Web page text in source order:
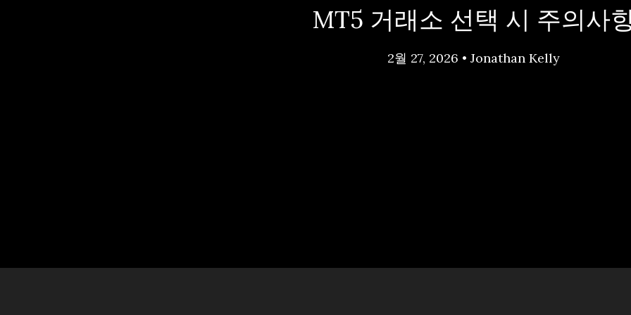
MT5 거래소 선택 시 주의사
2월 27, 2026 • Jonathan Kelly